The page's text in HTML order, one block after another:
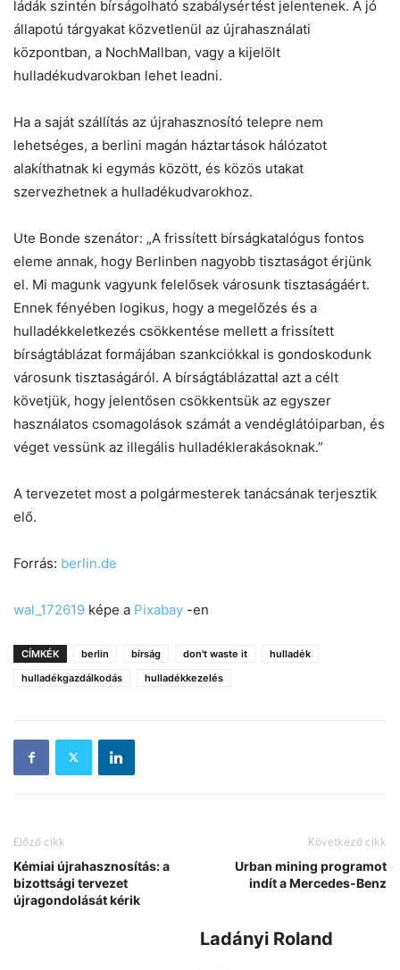
ládák szintén bírságolható szabálysértést jelentenek. A jó
állapotú tárgyakat közvetlenül az újrahasználati
központban, a NochMallban, vagy a kijelölt
hulladékudvarokban lehet leadni.
Ha a saját szállítás az újrahasznosító telepre nem
lehetséges, a berlini magán háztartások hálózatot
alakíthatnak ki egymás között, és közös utakat
szervezhetnek a hulladékudvarokhoz.
Ute Bonde szenátor: „A frissített bírságkatalógus fontos
eleme annak, hogy Berlinben nagyobb tisztaságot érjünk
el. Mi magunk vagyunk felelősek városunk tisztaságáért.
Ennek fényében logikus, hogy a megelőzés és a
hulladékkeletkezés csökkentése mellett a frissített
bírságtáblázat formájában szankciókkal is gondoskodunk
városunk tisztaságáról. A bírságtáblázattal azt a célt
követjük, hogy jelentősen csökkentsük az egyszer
használatos csomagolások számát a vendéglátóiparban, és
véget vessünk az illegális hulladéklerakásoknak.”
A tervezetet most a polgármesterek tanácsának terjesztik
elő.
Forrás: berlin.de
wal_172619 képe a Pixabay -en
CÍMKÉK berlin bírság don't waste it
hulladék
hulladékgazdálkodás
hulladékkezelés
Előző cikk
Kémiai újrahasznosítás: a
bizottsági tervezet
újragondolását kérik
Következő cikk
Urban mining programot
indít a Mercedes-Benz
Ladányi Roland